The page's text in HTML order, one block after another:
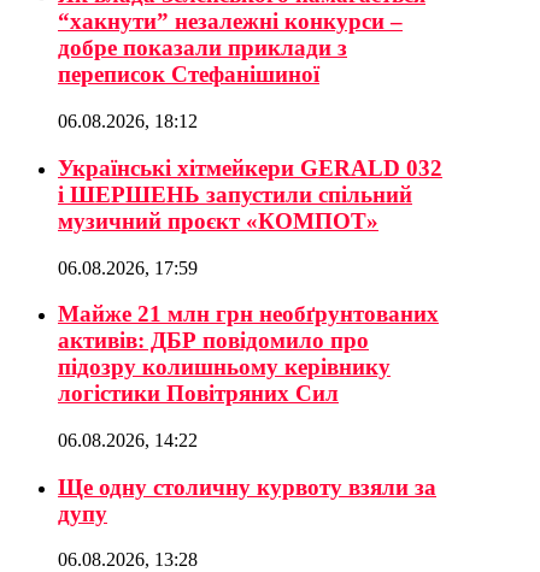
“хакнути” незалежні конкурси –
добре показали приклади з
переписок Стефанішиної
06.08.2026, 18:12
Українські хітмейкери GERALD 032
і ШЕРШЕНЬ запустили спільний
музичний проєкт «КОМПОТ»
06.08.2026, 17:59
Майже 21 млн грн необґрунтованих
активів: ДБР повідомило про
підозру колишньому керівнику
логістики Повітряних Сил
06.08.2026, 14:22
Ще одну столичну курвоту взяли за
дупу
06.08.2026, 13:28